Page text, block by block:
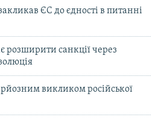
ЄС до єдності в питанні
розширити санкції через
викликом російської